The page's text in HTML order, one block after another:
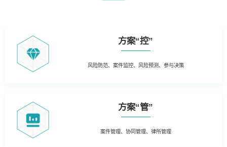
方案“控”
风险防范、案件监控、风险预测、参与决策
方案“管”
案件管理、协同管理、律所管理